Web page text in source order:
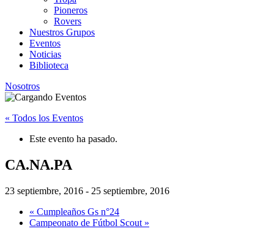
Pioneros
Rovers
Nuestros Grupos
Eventos
Noticias
Biblioteca
Nosotros
« Todos los Eventos
Este evento ha pasado.
CA.NA.PA
23 septiembre, 2016 - 25 septiembre, 2016
« Cumpleaños Gs n°24
Campeonato de Fútbol Scout »